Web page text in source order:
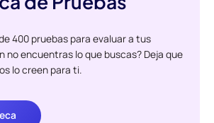
400 pruebas para evaluar a tus
no encuentras lo que buscas? Deja que
lo creen para ti.